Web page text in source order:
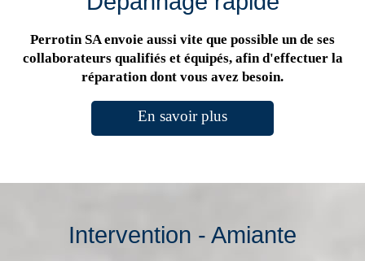
Perrotin SA envoie aussi vite que possible un de ses
collaborateurs qualifiés et équipés, afin d'effectuer la
réparation dont vous avez besoin.
En savoir plus
Intervention - Amiante